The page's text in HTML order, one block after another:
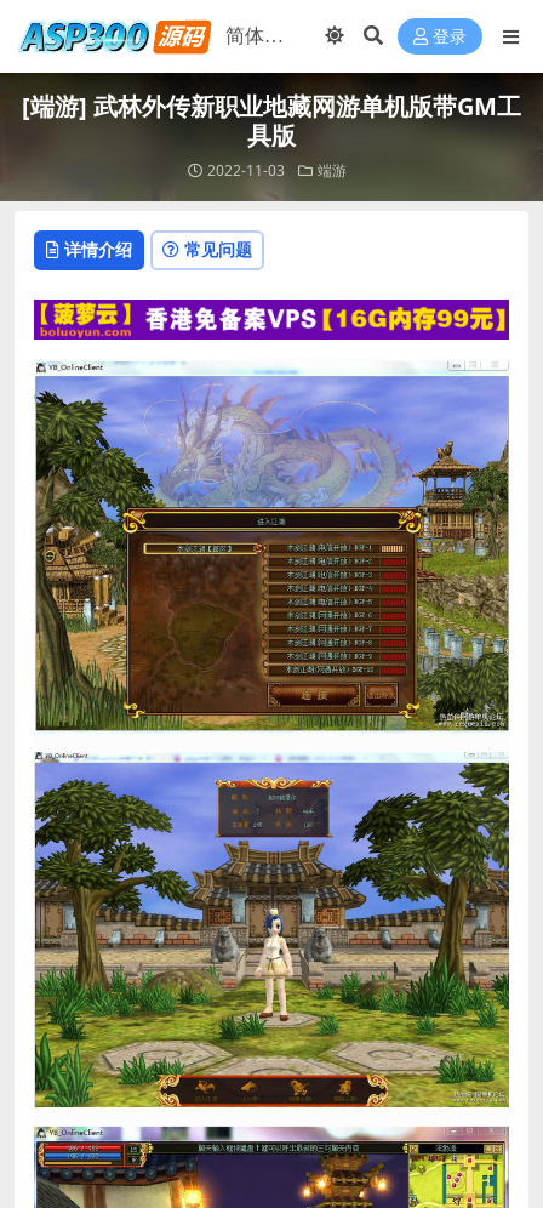
登录
[端游] 武林外传新职业地藏网游单机版带GM工
具版
2022-11-03 端游
详情介绍 常见问题